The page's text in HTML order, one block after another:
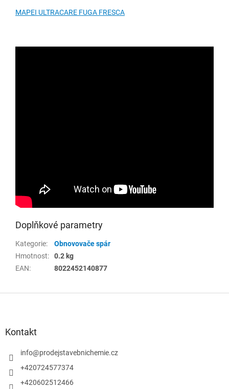
MAPEI ULTRACARE FUGA FRESCA
Doplňkové parametry
Kategorie:
Obnovovače spár
Hmotnost:
0.2 kg
EAN: 8022452140877
Kontakt
info@prodejstavebnichemie.cz
+420724577374
+420602512466